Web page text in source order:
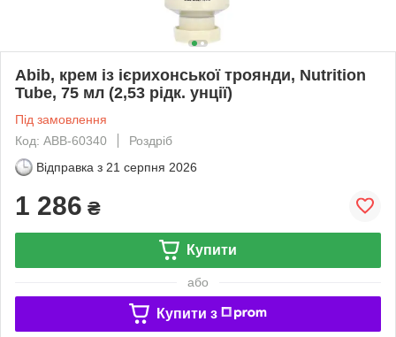
Abib, крем із ієрихонської троянди, Nutrition
Tube, 75 мл (2,53 рідк. унції)
Під замовлення
Код: ABB-60340
Роздріб
Відправка з 21 серпня 2026
1 286 ₴
Купити
або
Купити з